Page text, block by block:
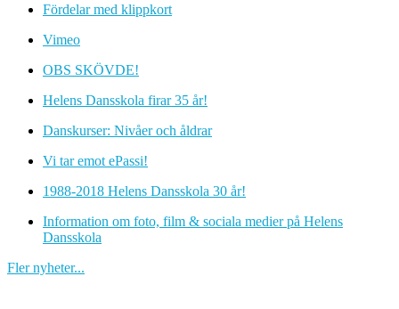
Fördelar med klippkort
Vimeo
OBS SKÖVDE!
Helens Dansskola firar 35 år!
Danskurser: Nivåer och åldrar
Vi tar emot ePassi!
1988-2018 Helens Dansskola 30 år!
Information om foto, film & sociala medier på Helens
Dansskola
Fler nyheter...